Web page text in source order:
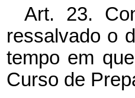
Art. 23.
ressalvado o
tempo em
Curso de